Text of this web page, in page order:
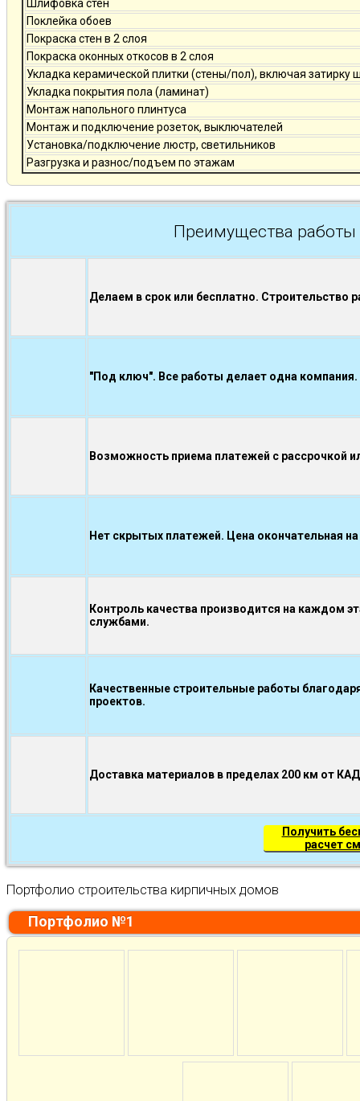
Шлифовка стен
Поклейка обоев
Покраска стен в 2 слоя
Покраска оконных откосов в 2 слоя
Укладка керамической плитки (стены/пол), включая затирку
Укладка покрытия пола (ламинат)
Монтаж напольного плинтуса
Монтаж и подключение розеток, выключателей
Установка/подключение люстр, светильников
Разгрузка и разнос/подъем по этажам
Преимущества
Делаем в срок или бесплатно. Строительство
"Под ключ". Все работы делает одна компания.
Возможность приема платежей с рассрочкой
Нет скрытых платежей. Цена окончательная
Контроль качества производится на каждом
службами.
Качественные строительные работы
проектов.
Доставка материалов в пределах 200 км от
Получить
расчет
Портфолио строительства кирпичных домов
Портфолио №1